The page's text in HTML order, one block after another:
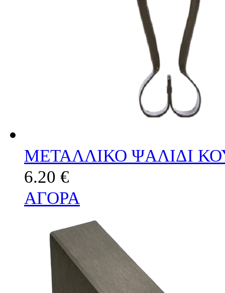
ΜΕΤΑΛΛΙΚΟ ΨΑΛΙΔΙ
6.20 €
ΑΓΟΡΑ